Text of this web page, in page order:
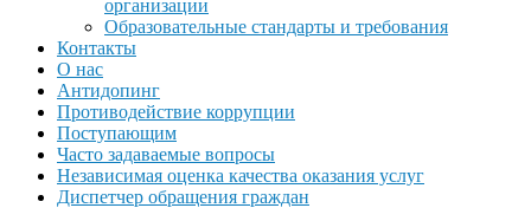
организации
Образовательные стандарты и требования
Контакты
О нас
Антидопинг
Противодействие коррупции
Поступающим
Часто задаваемые вопросы
Независимая оценка качества оказания услуг
Диспетчер обращения граждан